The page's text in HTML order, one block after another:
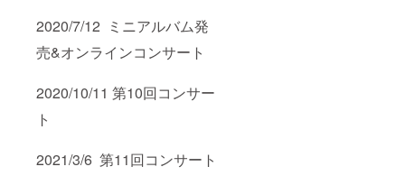
2020/7/12 ミニアルバム発
売&オンラインコンサート
2020/10/11 第10回コンサー
ト
2021/3/6 第11回コンサート